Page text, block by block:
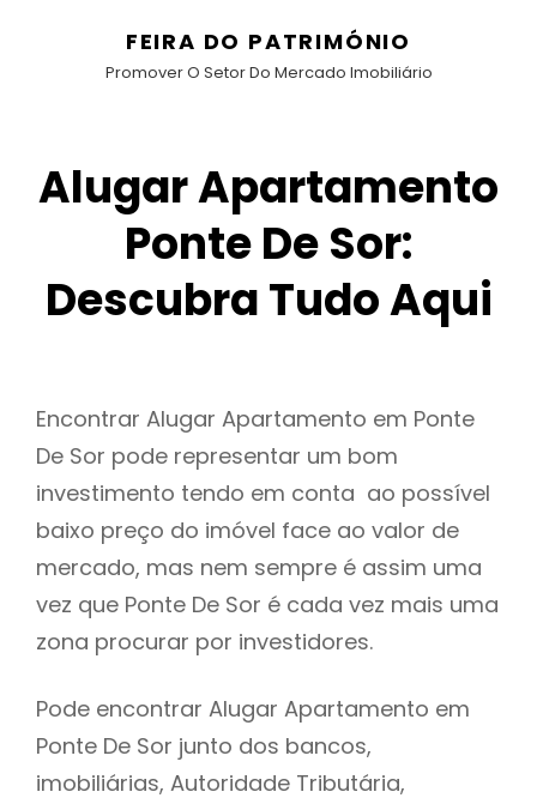
FEIRA DO PATRIMÓNIO
Promover O Setor Do Mercado Imobiliário
Alugar Apartamento
Ponte De Sor:
Descubra Tudo Aqui
Encontrar Alugar Apartamento em Ponte
De Sor pode representar um bom
investimento tendo em conta ao possível
baixo preço do imóvel face ao valor de
mercado, mas nem sempre é assim uma
vez que Ponte De Sor é cada vez mais uma
zona procurar por investidores.
Pode encontrar Alugar Apartamento em
Ponte De Sor junto dos bancos,
imobiliárias, Autoridade Tributária,